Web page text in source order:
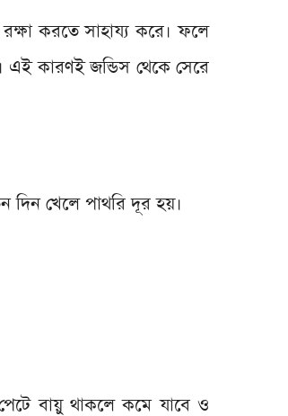
করতে সাহায্য করে। ফলে
এই কারণই জন্ডিস থেকে সেরে
দিন খেলে পাথরি দূর হয়।
বায়ু থাকলে কমে যাবে ও